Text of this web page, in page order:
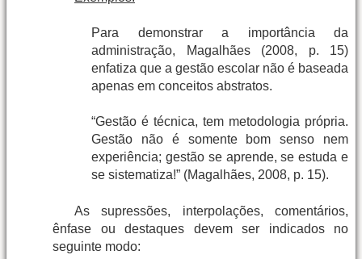
Para demonstrar a importância da
administração, Magalhães (2008, p. 15)
enfatiza que a gestão escolar não é baseada
apenas em conceitos abstratos.
“Gestão é técnica, tem metodologia própria.
Gestão não é somente bom senso nem
experiência; gestão se aprende, se estuda e
se sistematiza!” (Magalhães, 2008, p. 15).
As supressões, interpolações, comentários,
ênfase ou destaques devem ser indicados no
seguinte modo: